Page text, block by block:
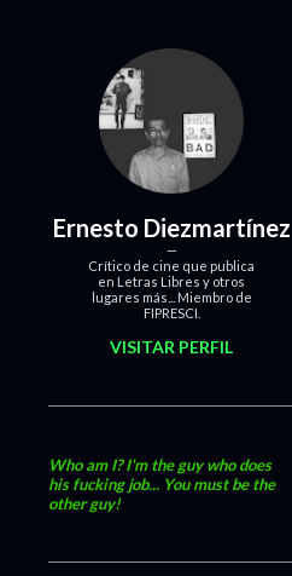
Ernesto Diezmartínez
Crítico de cine que publica
en Letras Libres y otros
lugares más... Miembro de
FIPRESCI.
VISITAR PERFIL
Who am I? I'm the guy who does
his fucking job... You must be the
other guy!